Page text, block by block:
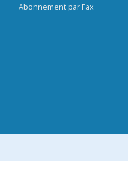
Abonnement par Fax